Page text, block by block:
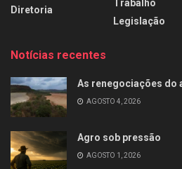
Diretoria
Trabalho
Legislação
Notícias recentes
As renegociações do
AGOSTO 4, 2026
Agro sob pressão
AGOSTO 1, 2026